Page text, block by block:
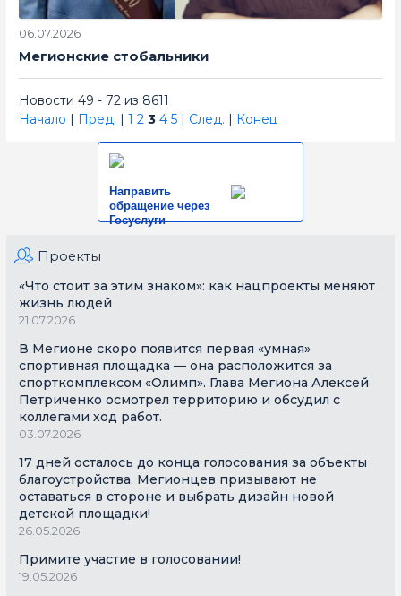
06.07.2026
Мегионские стобальники
Новости 49 - 72 из 8611
Начало
Пред. 1 2 3 4 5 След. Конец
Направить
обращение через
Госуслуги
Проекты
«Что стоит за этим знаком»: как нацпроекты меняют
жизнь людей
21.07.2026
В Мегионе скоро появится первая «умная»
спортивная площадка — она расположится за
спорткомплексом «Олимп». Глава Мегиона Алексей
Петриченко осмотрел территорию и обсудил с
коллегами ход работ.
03.07.2026
17 дней осталось до конца голосования за объекты
благоустройства. Мегионцев призывают не
оставаться в стороне и выбрать дизайн новой
детской площадки!
26.05.2026
Примите участие в голосовании!
19.05.2026